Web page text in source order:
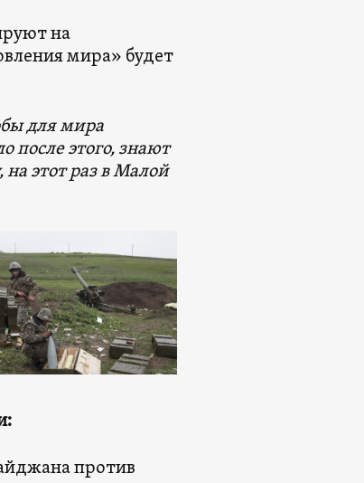
на
мира» будет
для мира
после этого, знают
этот раз в Малой
против